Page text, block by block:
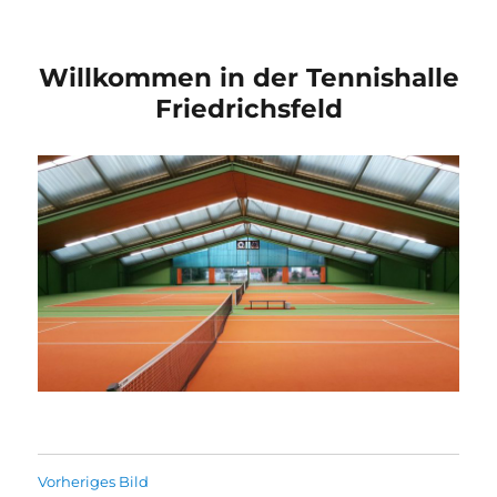
Willkommen in der Tennishalle
Friedrichsfeld
Vorheriges Bild